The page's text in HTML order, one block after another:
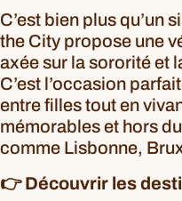
C’est bien plus qu’un
the City propose une
axée sur la sororité et
C’est l’occasion
entre filles tout en
mémorables et hors
comme Lisbonne,
👉 Découvrir les